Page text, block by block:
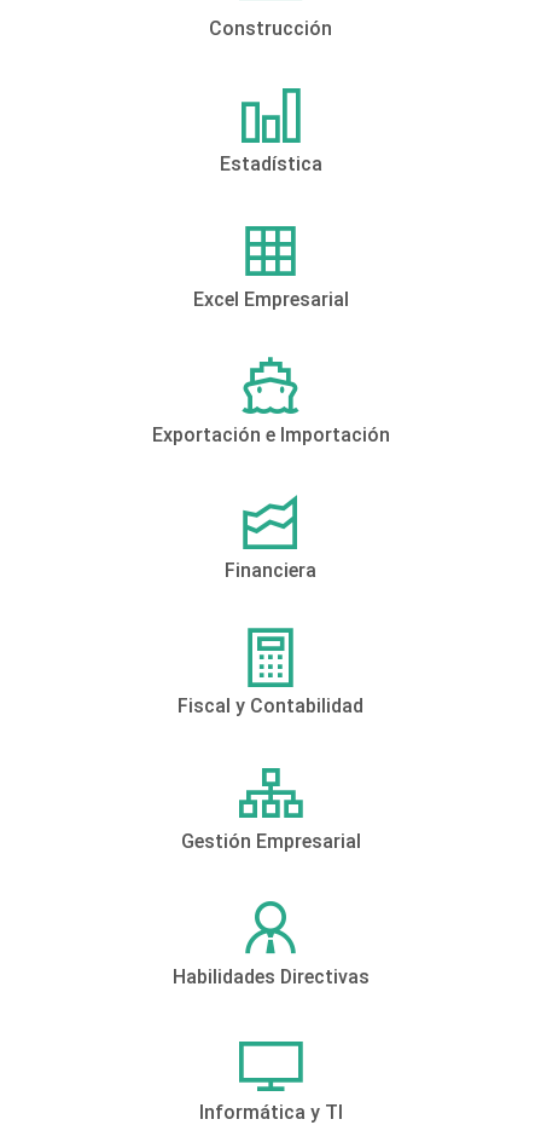
Construcción
Estadística
Excel Empresarial
Exportación e Importación
Financiera
Fiscal y Contabilidad
Gestión Empresarial
Habilidades Directivas
Informática y TI